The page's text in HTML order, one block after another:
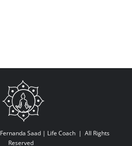
Fernanda Saad | Life Coach| All Rights
Reserved